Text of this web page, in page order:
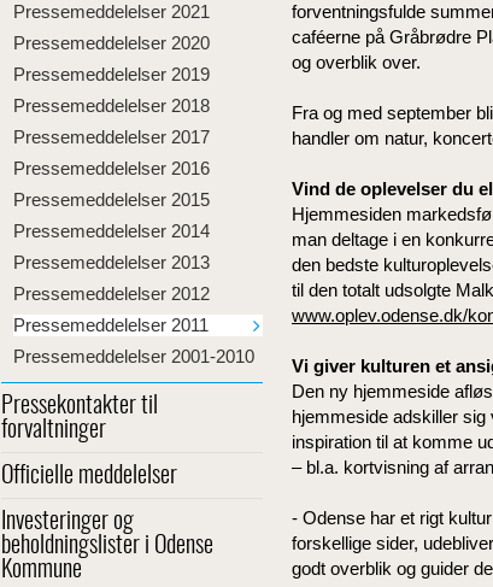
Pressemeddelelser 2021
Pressemeddelelser 2020
Pressemeddelelser 2019
Pressemeddelelser 2018
Pressemeddelelser 2017
Pressemeddelelser 2016
Pressemeddelelser 2015
Pressemeddelelser 2014
Pressemeddelelser 2013
Pressemeddelelser 2012
Pressemeddelelser 2011
Pressemeddelelser 2001-2010
Pressekontakter til
forvaltninger
Officielle meddelelser
Investeringer og
beholdningslister i Odense
Kommune
forventningsfulde
caféerne på Gråbrødre
og overblik over.
Fra og med september
handler om natur,
Vind de oplevelser du
Hjemmesiden
man deltage i en
den bedste
til den totalt udsolgte
www.oplev.odense.dk/
Vi giver kulturen et
Den ny hjemmeside
hjemmeside adskiller
inspiration til at komme
– bl.a. kortvisning af
- Odense har et rigt
forskellige sider,
godt overblik og guider